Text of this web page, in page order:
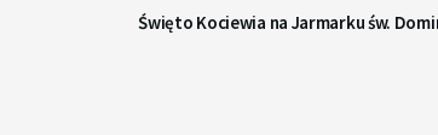
Święto Kociewia na Jarmarku św.